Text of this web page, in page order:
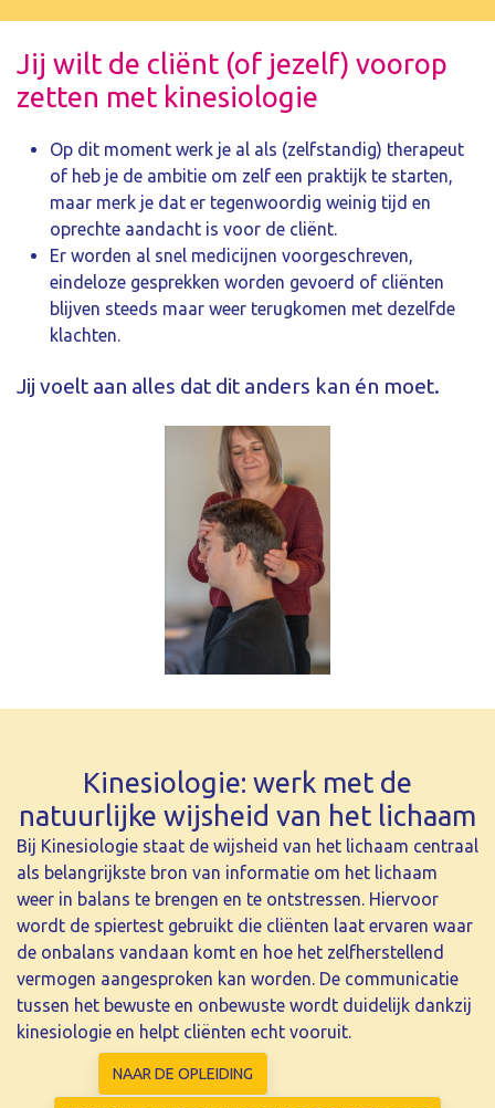
Jij wilt de cliënt (of jezelf) voorop
zetten met kinesiologie
Op dit moment werk je al als (zelfstandig) therapeut
of heb je de ambitie om zelf een praktijk te starten,
maar merk je dat er tegenwoordig weinig tijd en
oprechte aandacht is voor de cliënt.
Er worden al snel medicijnen voorgeschreven,
eindeloze gesprekken worden gevoerd of cliënten
blijven steeds maar weer terugkomen met dezelfde
klachten.
Jij voelt aan alles dat dit anders kan én moet.
Kinesiologie: werk met de
natuurlijke wijsheid van het lichaam
Bij Kinesiologie staat de wijsheid van het lichaam centraal
als belangrijkste bron van informatie om het lichaam
weer in balans te brengen en te ontstressen. Hiervoor
wordt de spiertest gebruikt die cliënten laat ervaren waar
de onbalans vandaan komt en hoe het zelfherstellend
vermogen aangesproken kan worden. De communicatie
tussen het bewuste en onbewuste wordt duidelijk dankzij
kinesiologie en helpt cliënten echt vooruit.
NAAR DE OPLEIDING